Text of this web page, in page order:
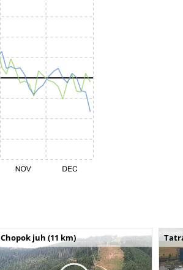
Chopok juh (11 km)